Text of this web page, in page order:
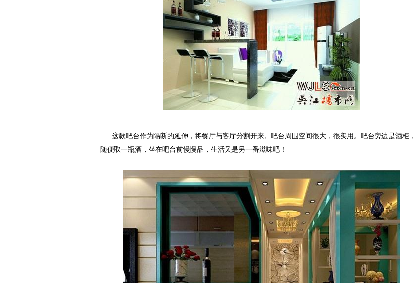
这款吧台作为隔断的延伸，将餐厅与客厅分割开来。吧台周围空间很大，很实用。吧台旁边是酒柜，
随便取一瓶酒，坐在吧台前慢慢品，生活又是另一番滋味吧！